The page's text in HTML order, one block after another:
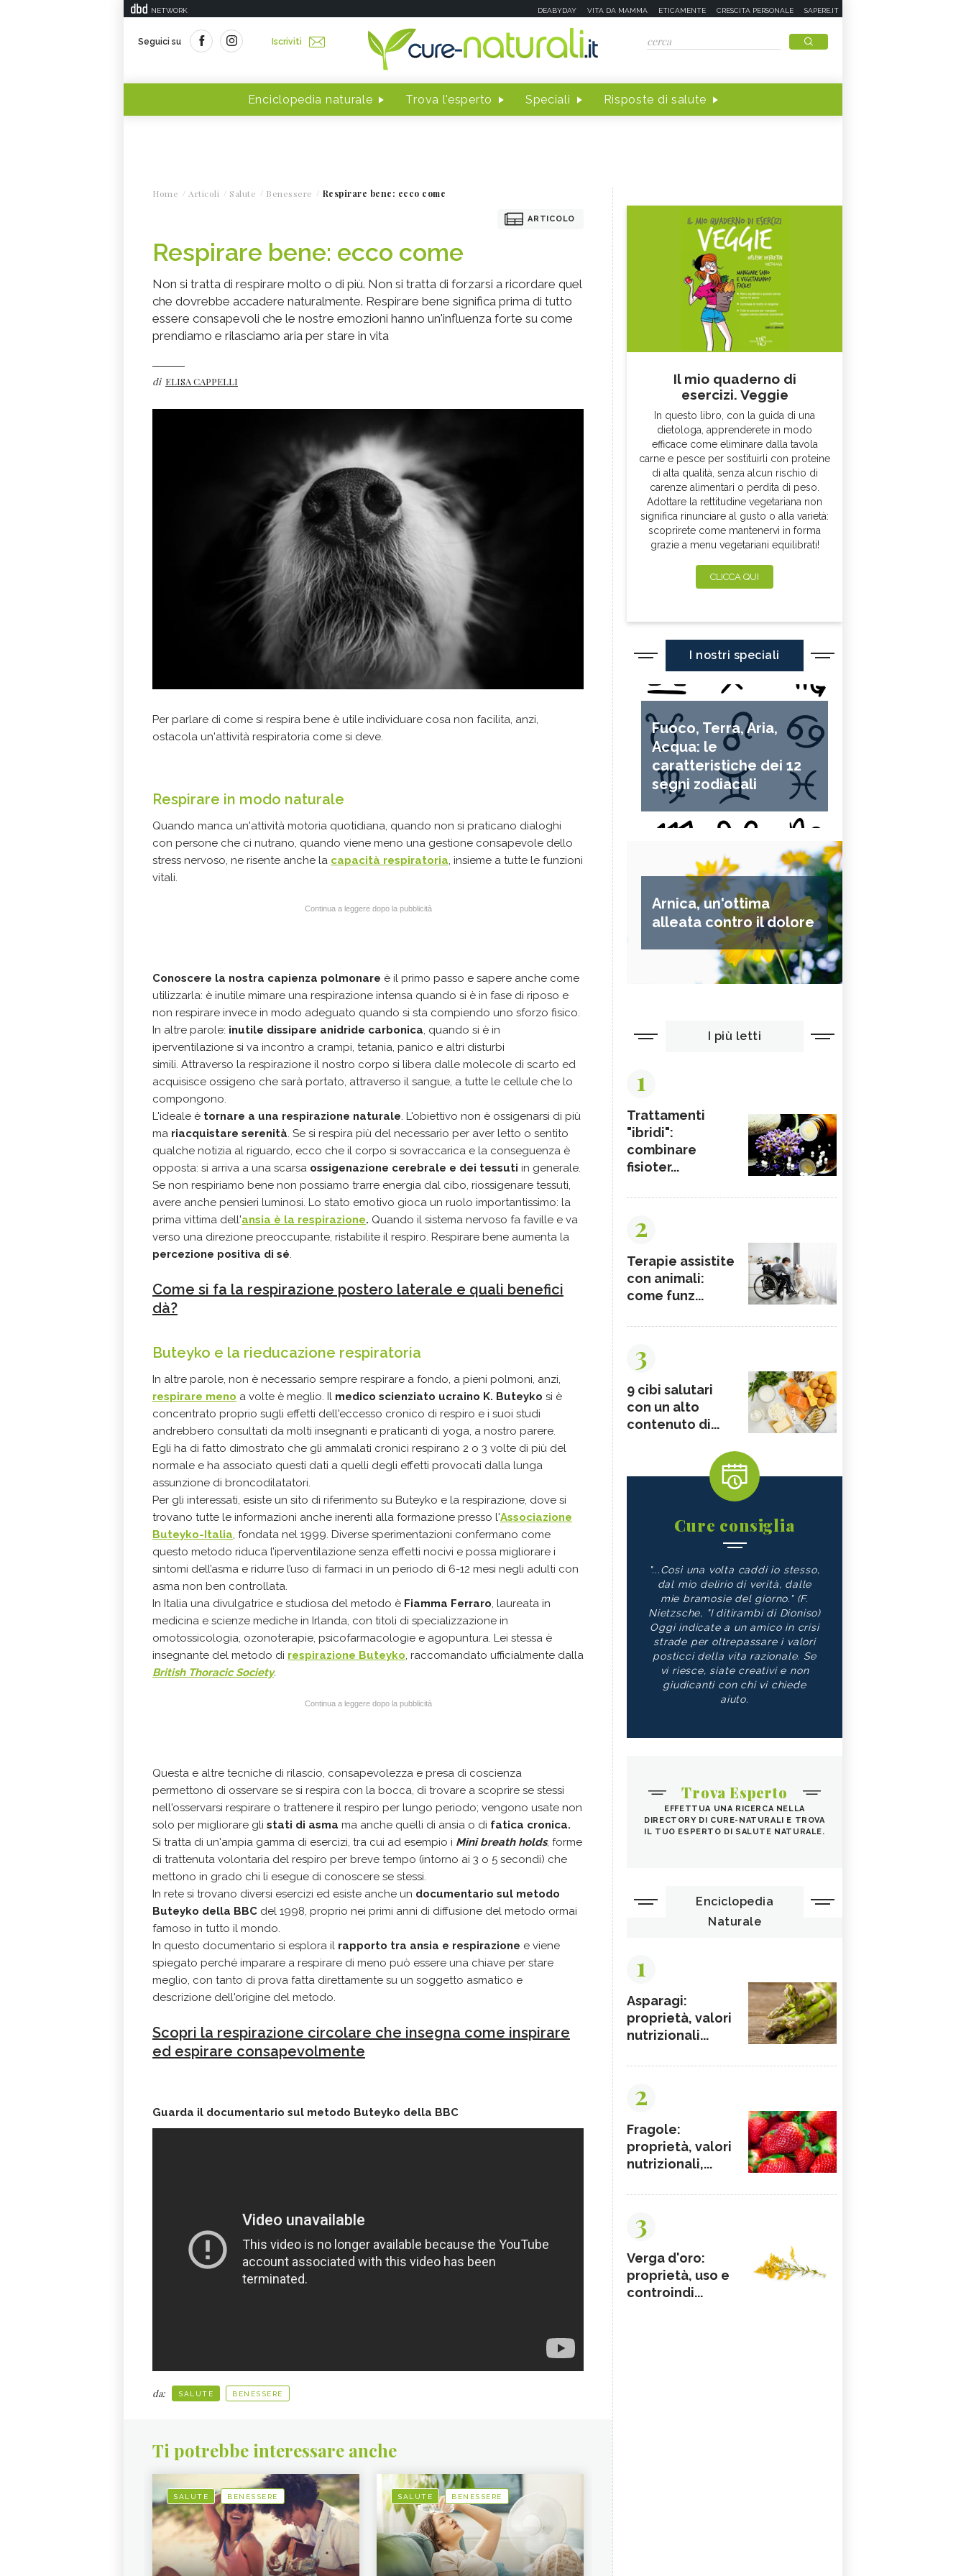
NETWORK DEABYDAY VITA DA MAMMA ETICAMENTE CRESCITA PERSONALE SAPERE.IT
Seguici su Iscriviti
Enciclopedia naturale Trova l'esperto Speciali Risposte di salute
Home Articoli Salute Benessere Respirare bene: ecco come
ARTICOLO
Respirare bene: ecco come
Non si tratta di respirare molto o di più. Non si tratta di forzarsi a ricordare quel
che dovrebbe accadere naturalmente. Respirare bene significa prima di tutto
essere consapevoli che le nostre emozioni hanno un'influenza forte su come
prendiamo e rilasciamo aria per stare in vita
di ELISA CAPPELLI
Per parlare di come si respira bene è utile individuare cosa non facilita, anzi,
ostacola un'attività respiratoria come si deve.
Respirare in modo naturale
Quando manca un'attività motoria quotidiana, quando non si praticano dialoghi
con persone che ci nutrano, quando viene meno una gestione consapevole dello
stress nervoso, ne risente anche la capacità respiratoria, insieme a tutte le funzioni
vitali.
Continua a leggere dopo la pubblicità
Conoscere la nostra capienza polmonare è il primo passo e sapere anche come
utilizzarla: è inutile mimare una respirazione intensa quando si è in fase di riposo e
non respirare invece in modo adeguato quando si sta compiendo uno sforzo fisico.
In altre parole: inutile dissipare anidride carbonica, quando si è in
iperventilazione si va incontro a crampi, tetania, panico e altri disturbi
simili. Attraverso la respirazione il nostro corpo si libera dalle molecole di scarto ed
acquisisce ossigeno che sarà portato, attraverso il sangue, a tutte le cellule che lo
compongono.
L'ideale è tornare a una respirazione naturale. L'obiettivo non è ossigenarsi di più
ma riacquistare serenità. Se si respira più del necessario per aver letto o sentito
qualche notizia al riguardo, ecco che il corpo si sovraccarica e la conseguenza è
opposta: si arriva a una scarsa ossigenazione cerebrale e dei tessuti in generale.
Se non respiriamo bene non possiamo trarre energia dal cibo, riossigenare tessuti,
avere anche pensieri luminosi. Lo stato emotivo gioca un ruolo importantissimo: la
prima vittima dell'ansia è la respirazione. Quando il sistema nervoso fa faville e va
verso una direzione preoccupante, ristabilite il respiro. Respirare bene aumenta la
percezione positiva di sé.
Come si fa la respirazione postero laterale e quali benefici
dà?
Buteyko e la rieducazione respiratoria
In altre parole, non è necessario sempre respirare a fondo, a pieni polmoni, anzi,
respirare meno a volte è meglio. Il medico scienziato ucraino K. Buteyko si è
concentrato proprio sugli effetti dell'eccesso cronico di respiro e i suoi studi
andrebbero consultati da molti insegnanti e praticanti di yoga, a nostro parere.
Egli ha di fatto dimostrato che gli ammalati cronici respirano 2 o 3 volte di più del
normale e ha associato questi dati a quelli degli effetti provocati dalla lunga
assunzione di broncodilatatori.
Per gli interessati, esiste un sito di riferimento su Buteyko e la respirazione, dove si
trovano tutte le informazioni anche inerenti alla formazione presso l'Associazione
Buteyko-Italia, fondata nel 1999. Diverse sperimentazioni confermano come
questo metodo riduca l’iperventilazione senza effetti nocivi e possa migliorare i
sintomi dell’asma e ridurre l’uso di farmaci in un periodo di 6-12 mesi negli adulti con
asma non ben controllata.
In Italia una divulgatrice e studiosa del metodo è Fiamma Ferraro, laureata in
medicina e scienze mediche in Irlanda, con titoli di specializzazione in
omotossicologia, ozonoterapie, psicofarmacologie e agopuntura. Lei stessa è
insegnante del metodo di respirazione Buteyko, raccomandato ufficialmente dalla
British Thoracic Society.
Continua a leggere dopo la pubblicità
Questa e altre tecniche di rilascio, consapevolezza e presa di coscienza
permettono di osservare se si respira con la bocca, di trovare a scoprire se stessi
nell'osservarsi respirare o trattenere il respiro per lungo periodo; vengono usate non
solo per migliorare gli stati di asma ma anche quelli di ansia o di fatica cronica.
Si tratta di un'ampia gamma di esercizi, tra cui ad esempio i Mini breath holds, forme
di trattenuta volontaria del respiro per breve tempo (intorno ai 3 o 5 secondi) che
mettono in grado chi li esegue di conoscere se stessi.
In rete si trovano diversi esercizi ed esiste anche un documentario sul metodo
Buteyko della BBC del 1998, proprio nei primi anni di diffusione del metodo ormai
famoso in tutto il mondo.
In questo documentario si esplora il rapporto tra ansia e respirazione e viene
spiegato perché imparare a respirare di meno può essere una chiave per stare
meglio, con tanto di prova fatta direttamente su un soggetto asmatico e
descrizione dell'origine del metodo.
Scopri la respirazione circolare che insegna come inspirare
ed espirare consapevolmente
Guarda il documentario sul metodo Buteyko della BBC
da: SALUTE BENESSERE
Ti potrebbe interessare anche
SALUTE BENESSERE SALUTE BENESSERE
Il mio quaderno di
esercizi. Veggie
In questo libro, con la guida di una
dietologa, apprenderete in modo
efficace come eliminare dalla tavola
carne e pesce per sostituirli con proteine
di alta qualità, senza alcun rischio di
carenze alimentari o perdita di peso.
Adottare la rettitudine vegetariana non
significa rinunciare al gusto o alla varietà:
scoprirete come mantenervi in forma
grazie a menu vegetariani equilibrati!
CLICCA QUI
I nostri speciali
Fuoco, Terra, Aria,
Acqua: le
caratteristiche dei 12
segni zodiacali
Arnica, un'ottima
alleata contro il dolore
I più letti
1
Trattamenti
"ibridi":
combinare
fisioter...
2
Terapie assistite
con animali:
come funz...
3
9 cibi salutari
con un alto
contenuto di...
Cure consiglia
"...Così una volta caddi io stesso,
dal mio delirio di verità, dalle
mie bramosie del giorno." (F.
Nietzsche, "I ditirambi di Dioniso)
Oggi indicate a un amico in crisi
strade per oltrepassare i valori
posticci della vita razionale. Se
vi riesce, siate creativi e non
giudicanti con chi vi chiede
aiuto.
Trova Esperto
EFFETTUA UNA RICERCA NELLA
DIRECTORY DI CURE-NATURALI E TROVA
IL TUO ESPERTO DI SALUTE NATURALE.
Enciclopedia
Naturale
1
Asparagi:
proprietà, valori
nutrizionali...
2
Fragole:
proprietà, valori
nutrizionali,...
3
Verga d'oro:
proprietà, uso e
controindi...